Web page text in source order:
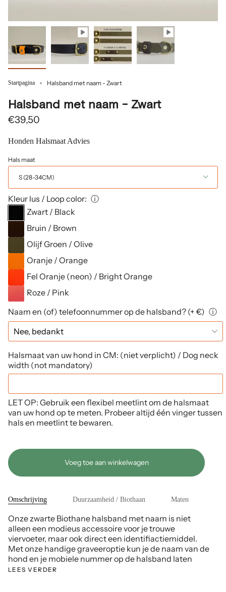
Startpagina Halsband met naam - Zwart
Halsband met naam - Zwart
€39,50
Honden Halsmaat Advies
Hals maat
S (28-34CM)
Kleur lus / Loop color: ⓘ
Zwart / Black
Bruin / Brown
Olijf Groen / Olive
Oranje / Orange
Fel Oranje (neon) / Bright Orange
Roze / Pink
Naam en (of) telefoonnummer op de halsband? (+ €) ⓘ
Halsmaat van uw hond in CM: (niet verplicht) / Dog neck
width (not mandatory)
LET OP: Gebruik een flexibel meetlint om de halsmaat
van uw hond op te meten. Probeer altijd één vinger tussen
hals en meetlint te bewaren.
Voeg toe aan winkelwagen
Omschrijving Duurzaamheid / Biothaan Maten
Onze zwarte Biothane halsband met naam is niet
alleen een modieus accessoire voor je trouwe
viervoeter, maar ook direct een identifiactiemiddel.
Met onze handige graveeroptie kun je de naam van de
hond en je mobiele nummer op de halsband laten
LEES VERDER